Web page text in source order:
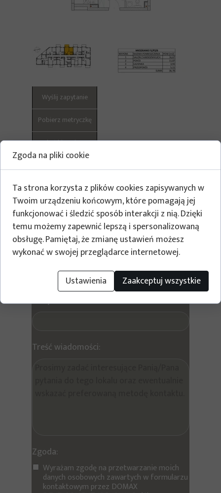
Wyślij zapytanie
Pobierz metryczkę
Pokaż historię cen
Oława JODŁOWA F1/P2/6
Wyślij prośbę o kontakt w sprawie tego lokalu
Twoje imię i nazwisko
Twój e-mail:
Treść wiadomości:
Zgoda:
Wyrażam zgodę na przetwarzanie moich
danych osobowych zawartych w formularzu
kontaktowym przez DOMAX
Zgoda na pliki cookie
Ta strona korzysta z plików cookies zapisywanych w
Twoim urządzeniu końcowym, które pomagają jej
funkcjonować i śledzić sposób interakcji z nią. Dzięki
temu możemy zapewnić lepszą i spersonalizowaną
obsługę. Pamiętaj, że zmianę ustawień możesz
wykonać w swojej przeglądarce internetowej.
Ustawienia
Zaakceptuj wszystkie